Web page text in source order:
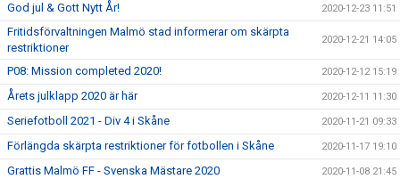
God jul & Gott Nytt År! 2020-12-23 11:51
Fritidsförvaltningen Malmö stad informerar om skärpta
restriktioner
2020-12-21 14:05
P08: Mission completed 2020! 2020-12-12 15:19
Årets julklapp 2020 är här 2020-12-11 11:30
Seriefotboll 2021 - Div 4 i Skåne 2020-11-21 09:33
Förlängda skärpta restriktioner för fotbollen i Skåne 2020-11-17 19:10
Grattis Malmö FF - Svenska Mästare 2020 2020-11-08 21:45